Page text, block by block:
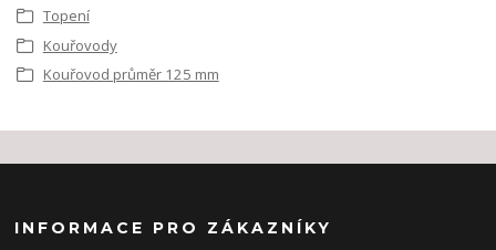
Topení
Kouřovody
Kouřovod průměr 125 mm
INFORMACE PRO ZÁKAZNÍKY